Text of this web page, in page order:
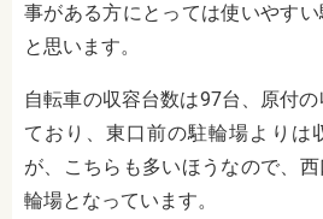
事がある方にとっては使いやす
と思います。
自転車の収容台数は97台、原付
ており、東口前の駐輪場よりは
が、こちらも多いほうなので、
輪場となっています。